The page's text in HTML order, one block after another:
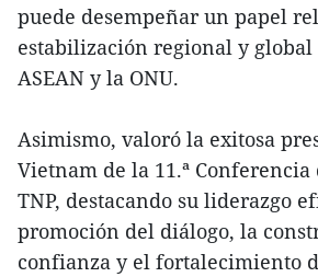
puede desempeñar un papel
estabilización regional y
ASEAN y la ONU.
Asimismo, valoró la exitosa
Vietnam de la 11.ª
TNP, destacando su liderazgo
promoción del diálogo, la
confianza y el fortalecimiento